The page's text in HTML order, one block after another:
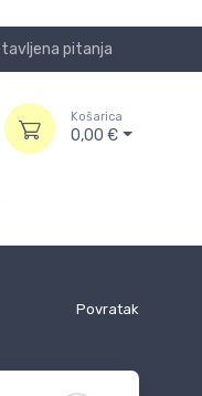
pitanja
Košarica
0,00 €
Povratak